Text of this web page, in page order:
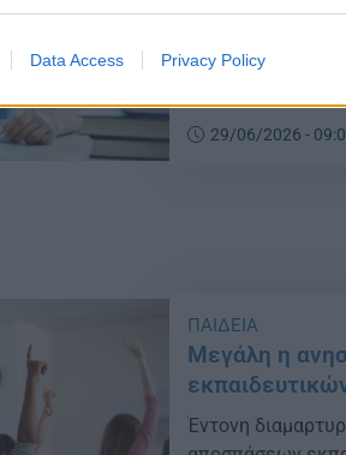
Data Access Privacy Policy
Οι μεγάλες
επηρεάζουν τις
29/06/2026 -
ΠΑΙΔΕΙΑ
Μεγάλη η
Έντονη